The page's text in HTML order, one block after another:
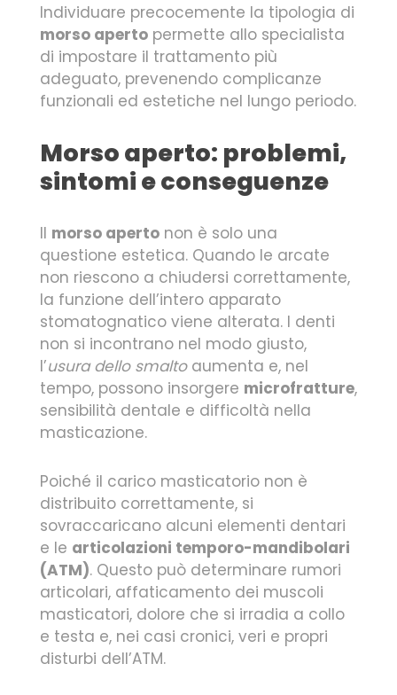
Individuare precocemente la tipologia di
morso aperto permette allo specialista
di impostare il trattamento più
adeguato, prevenendo complicanze
funzionali ed estetiche nel lungo periodo.
Morso aperto: problemi,
sintomi e conseguenze
Il morso aperto non è solo una
questione estetica. Quando le arcate
non riescono a chiudersi correttamente,
la funzione dell’intero apparato
stomatognatico viene alterata. I denti
non si incontrano nel modo giusto,
l’usura dello smaltoaumenta e, nel
tempo, possono insorgere microfratture,
sensibilità dentale e difficoltà nella
masticazione.
Poiché il carico masticatorio non è
distribuito correttamente, si
sovraccaricano alcuni elementi dentari
e le articolazioni temporo-mandibolari
(ATM). Questo può determinare rumori
articolari, affaticamento dei muscoli
masticatori, dolore che si irradia a collo
e testa e, nei casi cronici, veri e propri
disturbi dell’ATM.